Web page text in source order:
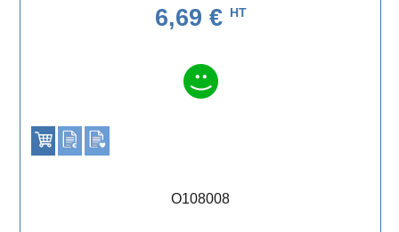
6,69 € HT
O108008